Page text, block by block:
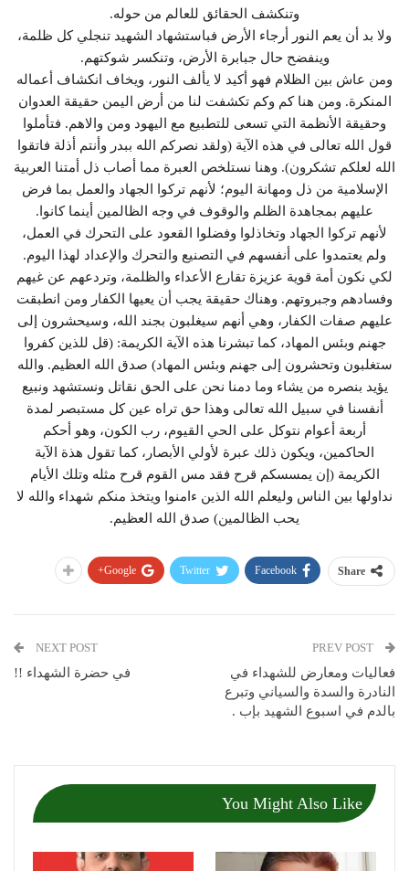
وتنكشف الحقائق للعالم من حوله.
ولا بد أن يعم النور أرجاء الأرض فباستشهاد الشهيد تنجلي كل ظلمة،
وينفضح حال جبابرة الأرض، وتنكسر شوكتهم.
ومن عاش بين الظلام فهو أكيد لا يألف النور، ويخاف انكشاف أعماله
المنكرة. ومن هنا كم وكم تكشفت لنا من أرض اليمن حقيقة العدوان
وحقيقة الأنظمة التي تسعى للتطبيع مع اليهود ومن والاهم. فتأملوا
قول الله تعالى في هذه الآية (ولقد نصركم الله ببدر وأنتم أذلة فاتقوا
الله لعلكم تشكرون). وهنا نستلخص العبرة مما أصاب ذل أمتنا العربية
الإسلامية من ذل ومهانة اليوم؛ لأنهم تركوا الجهاد والعمل بما فرض
عليهم بمجاهدة الظلم والوقوف في وجه الظالمين أينما كانوا.
لأنهم تركوا الجهاد وتخاذلوا وفضلوا القعود على التحرك في العمل،
ولم يعتمدوا على أنفسهم في التصنيع والتحرك والإعداد لهذا اليوم.
لكي نكون أمة قوية عزيزة تقارع الأعداء والظلمة، وتردعهم عن غيهم
وفسادهم وجبروتهم. وهناك حقيقة يجب أن يعيها الكفار ومن انطبقت
عليهم صفات الكفار، وهي أنهم سيغلبون بجند الله، وسيحشرون إلى
جهنم وبئس المهاد، كما تبشرنا هذه الآية الكريمة: (قل للذين كفروا
ستغلبون وتحشرون إلى جهنم وبئس المهاد) صدق الله العظيم. والله
يؤيد بنصره من يشاء وما دمنا نحن على الحق نقاتل ونستشهد ونبيع
أنفسنا في سبيل الله تعالى وهذا حق تراه عين كل مستبصر لمدة
أربعة أعوام نتوكل على الحي القيوم، رب الكون، وهو أحكم
الحاكمين، ويكون ذلك عبرة لأولي الأبصار، كما تقول هذة الآية
الكريمة (إن يمسسكم قرح فقد مس القوم قرح مثله وتلك الأيام
نداولها بين الناس وليعلم الله الذين ءامنوا ويتخذ منكم شهداء والله لا
يحب الظالمين) صدق الله العظيم.
Share
Facebook
Twitter
Google+
فعاليات ومعارض للشهداء في
النادرة والسدة والسياني وتبرع
بالدم في اسبوع الشهيد بإب .
NEXT POST
في حضرة الشهداء !!
You Might Also Like